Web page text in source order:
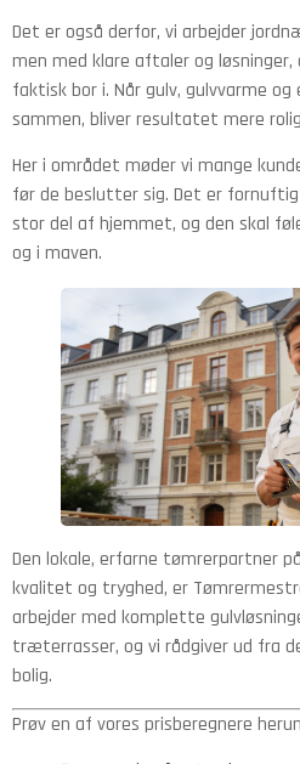
Det er også derfor, vi arbejder
men med klare aftaler og løsninger,
faktisk bor i. Når gulv, gulvvarme
sammen, bliver resultatet mere
Her i området møder vi mange
før de beslutter sig. Det er
stor del af hjemmet, og den skal
og i maven.
Den lokale, erfarne tømrerpartner
kvalitet og tryghed, er
arbejder med komplette
træterrasser, og vi rådgiver ud fra
bolig.
Prøv en af vores prisberegnere